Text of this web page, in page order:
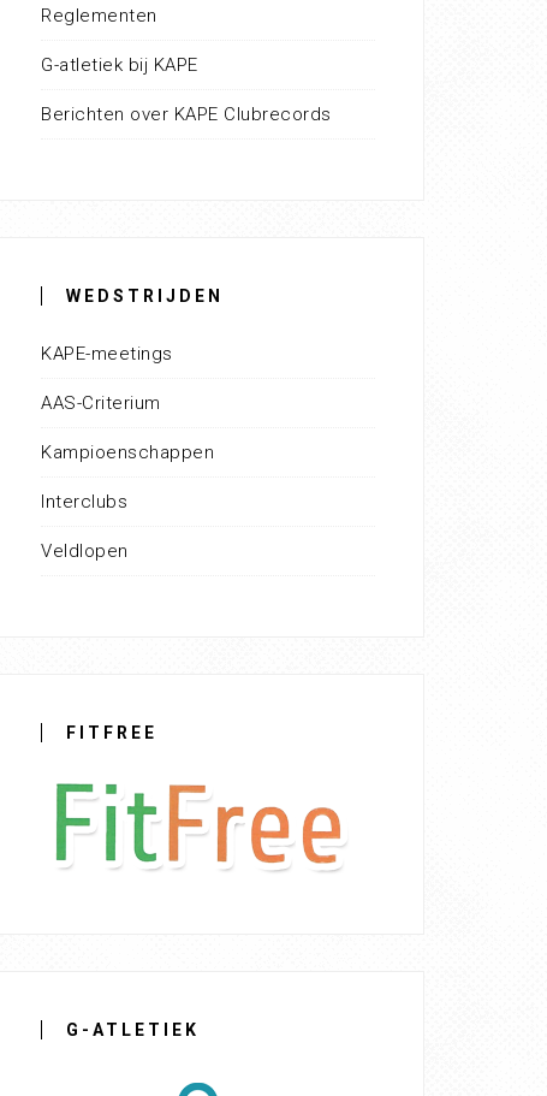
Reglementen
G-atletiek bij KAPE
Berichten over KAPE Clubrecords
WEDSTRIJDEN
KAPE-meetings
AAS-Criterium
Kampioenschappen
Interclubs
Veldlopen
FITFREE
G-ATLETIEK